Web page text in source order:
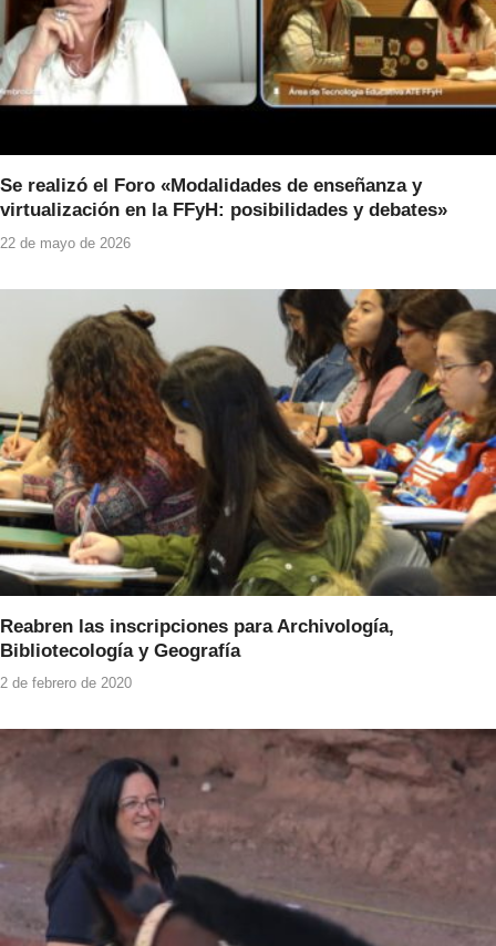
Se realizó el Foro «Modalidades de enseñanza y
virtualización en la FFyH: posibilidades y debates»
22 de mayo de 2026
Reabren las inscripciones para Archivología,
Bibliotecología y Geografía
2 de febrero de 2020